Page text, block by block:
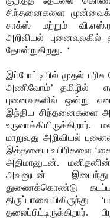
சிந்தனைகளை
சாக்ஸ் மற்றும்
அறிவியல்
தோன்றுகிறது. ‘
இப்போட்டியில் முதல்
அணிவோம்’ தமிழில்
புனைவுகளில் ஒன்று
இந்திய சிந்தனைகளை
மாறுவது அறிவியல்
இத்தகைய உயிரிகளை
அதிமானுடன்.
அவனுடன்
துணைக்கொண்டு